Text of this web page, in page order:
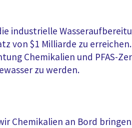
industrielle
von $1 Milliarde zu
Chemikalien und PFAS-
zu werden.
Chemikalien an Bord